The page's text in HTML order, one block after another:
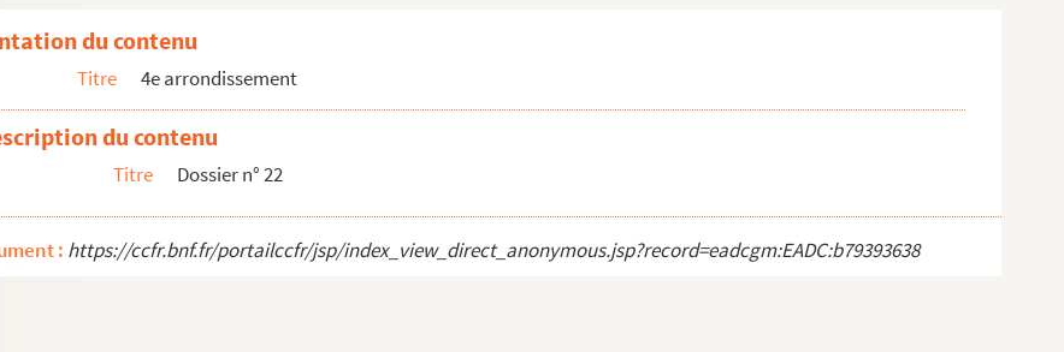
19-17, quai de Bourbon, immeubles vue depuis le quai de l'Hô...
du contenu
Titre 4e arrondissement
du contenu
Titre Dossier n° 22
: https://ccfr.bnf.fr/portailccfr/jsp/index_view_direct_anonymous.jsp?record=eadcgm:EADC:b79393638